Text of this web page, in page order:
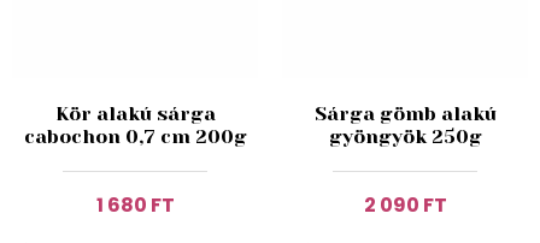
Kör alakú sárga
cabochon 0,7 cm 200g
1 680 FT
Sárga gömb alakú
gyöngyök 250g
2 090 FT